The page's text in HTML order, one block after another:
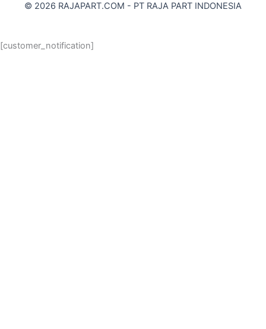
© 2026 RAJAPART.COM - PT RAJA PART INDONESIA
[customer_notification]